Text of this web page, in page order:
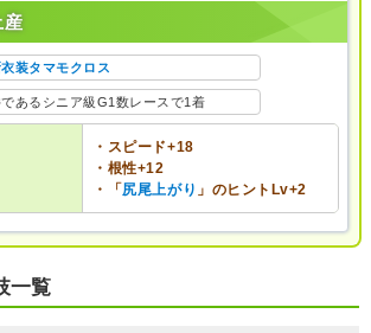
産
装タマモクロス
あるシニア級G1数レースで1着
・スピード+18
・根性+12
・「尻尾上がり 」のヒントLv+2
一覧